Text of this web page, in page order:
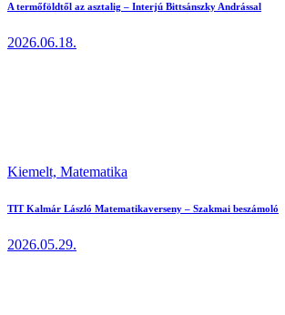
A termőföldtől az asztalig – Interjú Bittsánszky Andrással
2026.06.18.
Kiemelt, Matematika
TIT Kalmár László Matematikaverseny – Szakmai beszámoló
2026.05.29.